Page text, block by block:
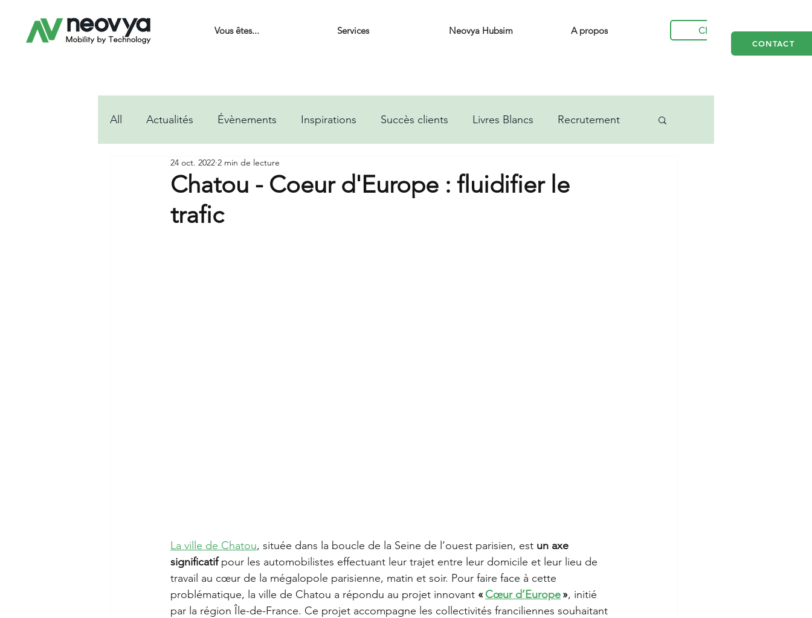
Vous êtes... Services Neovya Hubsim A propos Clients
CONTACT
All Actualités Évènements Inspirations Succès clients Livres Blancs Recrutement
Chatou - Coeur d'Europe : fluidifier le
trafic
24 oct. 2022 2 min de lecture
La ville de Chatou, située dans la boucle de la Seine de l’ouest parisien, est un axe
significatif pour les automobilistes effectuant leur trajet entre leur domicile et leur lieu de
travail au cœur de la mégalopole parisienne, matin et soir. Pour faire face à cette
problématique, la ville de Chatou a répondu au projet innovant « Cœur d’Europe », initié
par la région Île-de-France. Ce projet accompagne les collectivités franciliennes souhaitant